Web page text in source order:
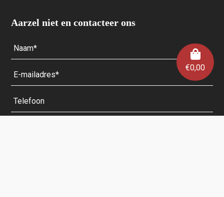
€0,00
Aarzel niet en contacteer ons